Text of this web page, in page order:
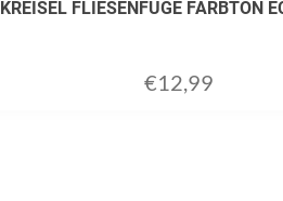
KREISEL FLIESENFUGE FARBTON
€12,99